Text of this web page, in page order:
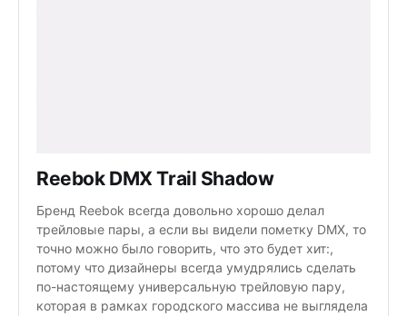
Reebok DMX Trail Shadow
Бренд Reebok всегда довольно хорошо делал
трейловые пары, а если вы видели пометку DMX, то
точно можно было говорить, что это будет хит:,
потому что дизайнеры всегда умудрялись сделать
по-настоящему универсальную трейловую пару,
которая в рамках городского массива не выглядела